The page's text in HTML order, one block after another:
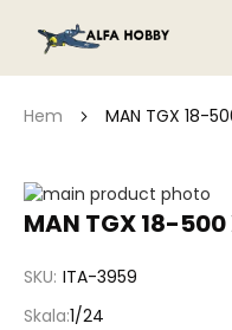
Hem MAN TGX 18-
MAN TGX 18-
SKU ITA-3959
Skala 1/24
Hoppa
till
bildgalleriet
Hoppa
av
bildgalleriet